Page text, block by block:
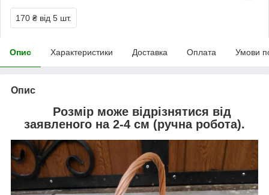
170 ₴ від 5 шт.
Опис Характеристики Доставка Оплата Умови
Опис
Розмір може відрізнятися від
заявленого на 2-4 см (ручна робота).